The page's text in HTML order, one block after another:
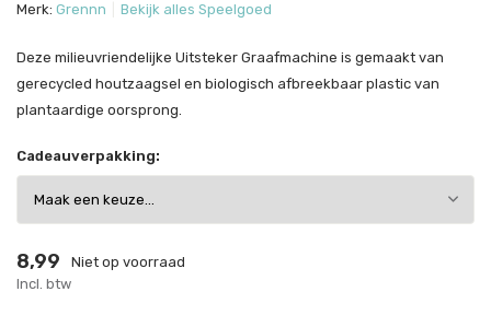
Merk: Grennn Bekijk alles Speelgoed
Deze milieuvriendelijke Uitsteker Graafmachine is gemaakt van
gerecycled houtzaagsel en biologisch afbreekbaar plastic van
plantaardige oorsprong.
Cadeauverpakking:
8,99
Niet op voorraad
Incl. btw